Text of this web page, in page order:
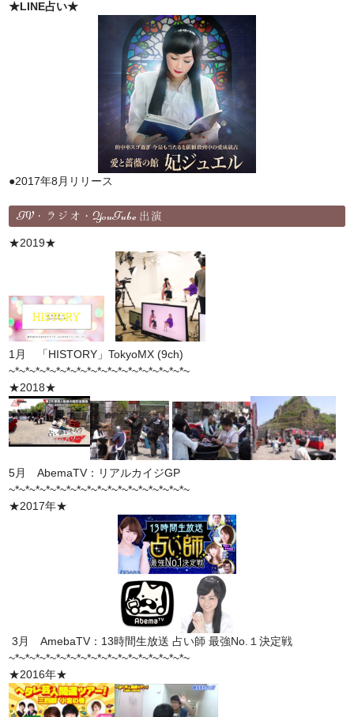
★LINE占い★
●2017年8月リリース
TV・ラジオ・YouTube 出演
★2019★
1月 「HISTORY」TokyoMX (9ch)
~*~*~*~*~*~*~*~*~*~*~*~*~*~*~*~*~*~
★2018★
5月 AbemaTV：リアルカイジGP
~*~*~*~*~*~*~*~*~*~*~*~*~*~*~*~*~*~
★2017年★
3月 AmebaTV：13時間生放送 占い師 最強No.１決定戦
~*~*~*~*~*~*~*~*~*~*~*~*~*~*~*~*~*~
★2016年★